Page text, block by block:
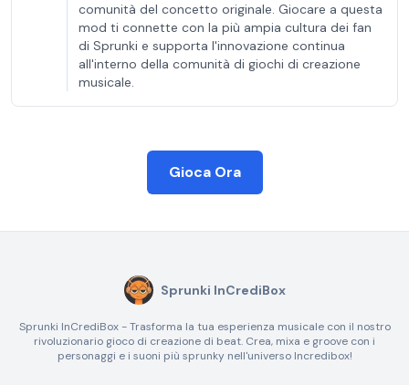
comunità del concetto originale. Giocare a questa
mod ti connette con la più ampia cultura dei fan
di Sprunki e supporta l'innovazione continua
all'interno della comunità di giochi di creazione
musicale.
Gioca Ora
Sprunki InCrediBox
Sprunki InCrediBox - Trasforma la tua esperienza musicale con il nostro
rivoluzionario gioco di creazione di beat. Crea, mixa e groove con i
personaggi e i suoni più sprunky nell'universo Incredibox!